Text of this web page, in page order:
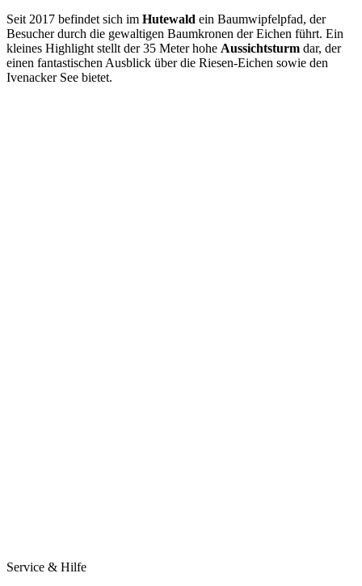
Seit 2017 befindet sich im Hutewald ein Baumwipfelpfad, der
Besucher durch die gewaltigen Baumkronen der Eichen führt. Ein
kleines Highlight stellt der 35 Meter hohe Aussichtsturm dar, der
einen fantastischen Ausblick über die Riesen-Eichen sowie den
Ivenacker See bietet.
Service & Hilfe